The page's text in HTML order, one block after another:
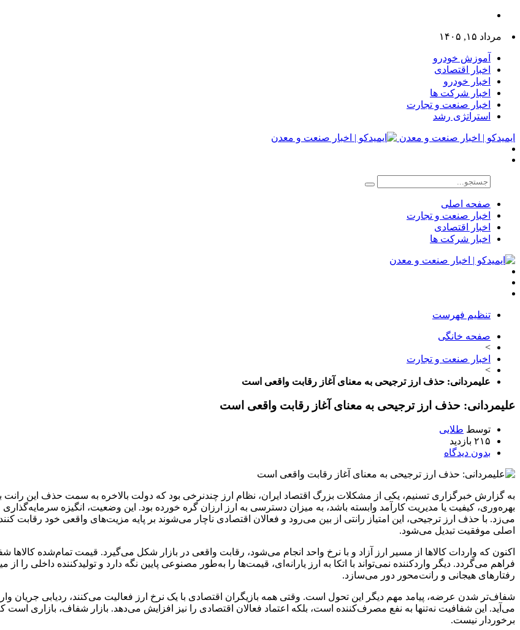
مرداد ۱۵, ۱۴۰۵
آموزش خودرو
اخبار اقتصادی
اخبار خودرو
اخبار شرکت ها
اخبار صنعت و تجارت
استراتژی رشد
ایمیدکو | اخبار صنعت و معدن
صفحه اصلی
اخبار صنعت و تجارت
اخبار اقتصادی
اخبار شرکت ها
تنظیم فهرست
صفحه خانگی
>
اخبار صنعت و تجارت
>
علیمردانی: حذف ارز ترجیحی به معنای آغاز رقابت واقعی است
علیمردانی: حذف ارز ترجیحی به معنای آغاز رقابت واقعی است
توسط طلایی
۲۱۵ بازدید
بدون دیدگاه
به گزارش خبرگزاری تسنیم، یکی از مشکلات بزرگ اقتصاد ایران، نظام ارز چندنرخی بود که دولت بالاخره به سمت حذف این
بهره‌وری، کیفیت یا مدیریت کارآمد وابسته باشد، به میزان دسترسی به ارز ارزان گره خورده بود. این وضعیت، انگیزه
می‌زد. با حذف ارز ترجیحی، این امتیاز رانتی از بین می‌رود و فعالان اقتصادی ناچار می‌شوند بر پایه مزیت‌های واقعی خود رقابت
اصلی موفقیت تبدیل می‌شود.
اکنون که واردات کالاها از مسیر ارز آزاد و با نرخ واحد انجام می‌شود، رقابت واقعی در بازار شکل می‌گیرد. قیمت تمام‌شده کالاها
فراهم می‌گردد. دیگر واردکننده نمی‌تواند با اتکا به ارز یارانه‌ای، قیمت‌ها را به‌طور مصنوعی پایین نگه دارد و تولیدکننده داخلی را
رفتارهای هیجانی و رانت‌محور دور می‌سازد.
شفاف‌تر شدن عرضه، پیامد مهم دیگر این تحول است. وقتی همه بازیگران اقتصادی با یک نرخ ارز فعالیت می‌کنند، ردیابی جریان
می‌آید. این شفافیت نه‌تنها به نفع مصرف‌کننده است، بلکه اعتماد فعالان اقتصادی را نیز افزایش می‌دهد. بازار شفاف، بازاری است
برخوردار نیست.